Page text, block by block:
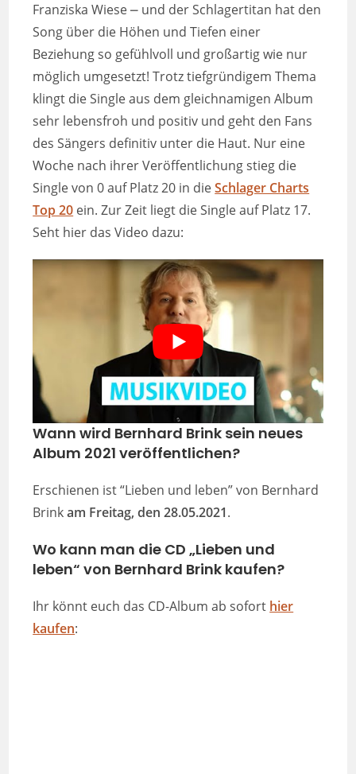
Franziska Wiese ⎼ und der Schlagertitan hat den
Song über die Höhen und Tiefen einer
Beziehung so gefühlvoll und großartig wie nur
möglich umgesetzt! Trotz tiefgründigem Thema
klingt die Single aus dem gleichnamigen Album
sehr lebensfroh und positiv und geht den Fans
des Sängers definitiv unter die Haut. Nur eine
Woche nach ihrer Veröffentlichung stieg die
Single von 0 auf Platz 20 in dieSchlager Charts
Top 20 ein. Zur Zeit liegt die Single auf Platz 17.
Seht hier das Video dazu:
Wann wird Bernhard Brink sein neues
Album 2021 veröffentlichen?
Erschienen ist “Lieben und leben” von Bernhard
Brinkam Freitag, den 28.05.2021.
Wo kann man die CD „Lieben und
leben“ von Bernhard Brink kaufen?
Ihr könnt euch das CD-Album ab sofort hier
kaufen: